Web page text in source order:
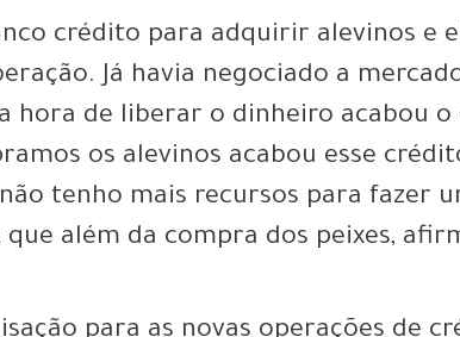
crédito para adquirir alevinos e
Já havia negociado a
hora de liberar o dinheiro acabou
os alevinos acabou esse
tenho mais recursos para fazer
que além da compra dos peixes,